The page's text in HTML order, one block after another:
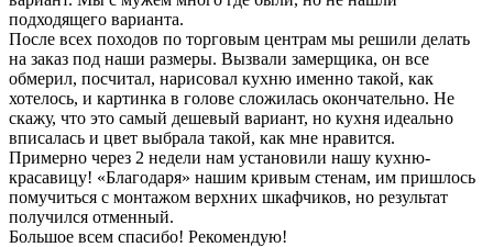
подходящего варианта.
После всех походов по торговым центрам мы решили делать
на заказ под наши размеры. Вызвали замерщика, он все
обмерил, посчитал, нарисовал кухню именно такой, как
хотелось, и картинка в голове сложилась окончательно. Не
скажу, что это самый дешевый вариант, но кухня идеально
вписалась и цвет выбрала такой, как мне нравится.
Примерно через 2 недели нам установили нашу кухню-
красавицу! «Благодаря» нашим кривым стенам, им пришлось
помучиться с монтажом верхних шкафчиков, но результат
получился отменный.
Большое всем спасибо! Рекомендую!